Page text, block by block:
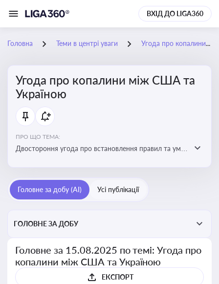
ВХІД ДО LIGA360
Головна Теми в центрі уваги Угода про копалини між США та Україною
Угода про копалини між США та
Україною
ПРО ЩО ТЕМА:
Двостороння угода про встановлення правил та умов
перспективи України
Головне за добу (AI) Усі публікації
ГОЛОВНЕ ЗА ДОБУ
Головне за 15.08.2025 по темі: Угода про
копалини між США та Україною
ЕКСПОРТ